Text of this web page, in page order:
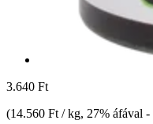
3.640 Ft
(14.560 Ft / kg, 27% áfával -